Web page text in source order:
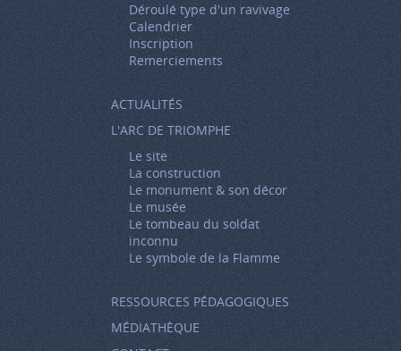
Déroulé type d'un ravivage
Calendrier
Inscription
Remerciements
ACTUALITÉS
L'ARC DE TRIOMPHE
Le site
La construction
Le monument & son décor
Le musée
Le tombeau du soldat
inconnu
Le symbole de la Flamme
RESSOURCES PÉDAGOGIQUES
MÉDIATHÈQUE